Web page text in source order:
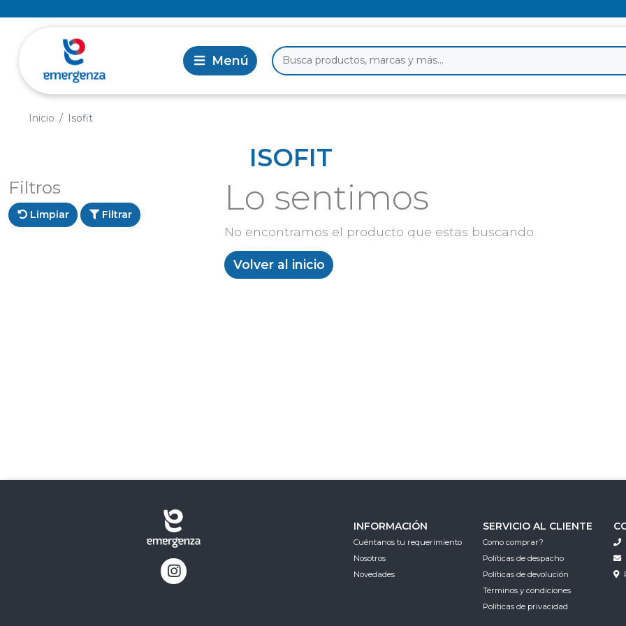
Inicio Isofit
ISOFIT
Filtros
Limpiar Filtrar Lo sentimos
No encontramos el producto que estas buscando
Volver al inicio
INFORMACIÓN
Cuéntanos tu requerimiento
Nosotros
Novedades
SERVICIO AL CLIENTE
Como comprar?
Políticas de despacho
Políticas de devolución
Términos y condiciones
Políticas de privacidad